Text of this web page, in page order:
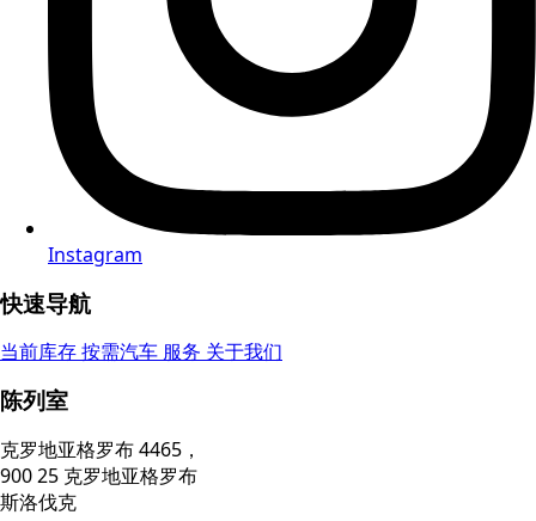
Instagram
快速导航
当前库存按需汽车 服务 关于我们
陈列室
克罗地亚格罗布 4465，
900 25 克罗地亚格罗布
斯洛伐克